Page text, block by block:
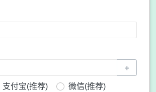
+
支付宝(推荐)
微信(推荐)